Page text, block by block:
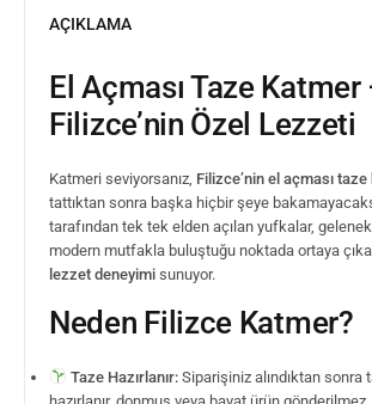
AÇIKLAMA
El Açması Taze Katmer
Filizce’nin Özel Lezzeti
Katmeri seviyorsanız, Filizce’nin el açması
tattıktan sonra başka hiçbir şeye
tarafından tek tek elden açılan yufkalar,
modern mutfakla buluştuğu noktada ortaya
lezzet deneyimi sunuyor.
Neden Filizce Katmer?
Taze Hazırlanır:Siparişiniz alındıktan sonra